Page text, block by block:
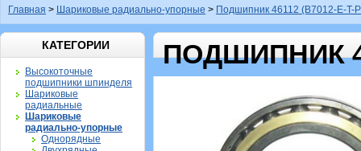
Главная > Шариковые радиально-упорные > Подшипник 46112 (B7012-E-T-
КАТЕГОРИИ
Высокоточные
подшипники шпинделя
Шариковые
радиальные
Шариковые
радиально-упорные
Однорядные
ПОДШИПНИК